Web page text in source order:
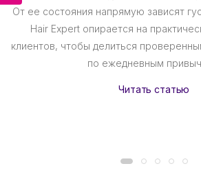
От ее состояния напрямую зависят
Hair Expert опирается на
клиентов, чтобы делиться
по ежедневным
Читать статью